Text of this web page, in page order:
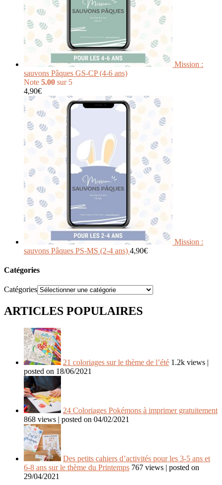
Mission :
sauvons Pâques GS-CP (4-6 ans)
Note 5.00 sur 5
4,90€
Mission :
sauvons Pâques PS-MS (2-4 ans) 4,90€
Catégories
Catégories
ARTICLES POPULAIRES
21 coloriages sur le thème de l’été 1.2k views |
posted on 18/06/2021
24 Coloriages Pokémons à imprimer gratuitement
868 views | posted on 04/02/2021
Des petits cahiers d’activités pour les 3-5 ans et
6-8 ans sur le thème du Printemps 767 views | posted on
29/04/2021